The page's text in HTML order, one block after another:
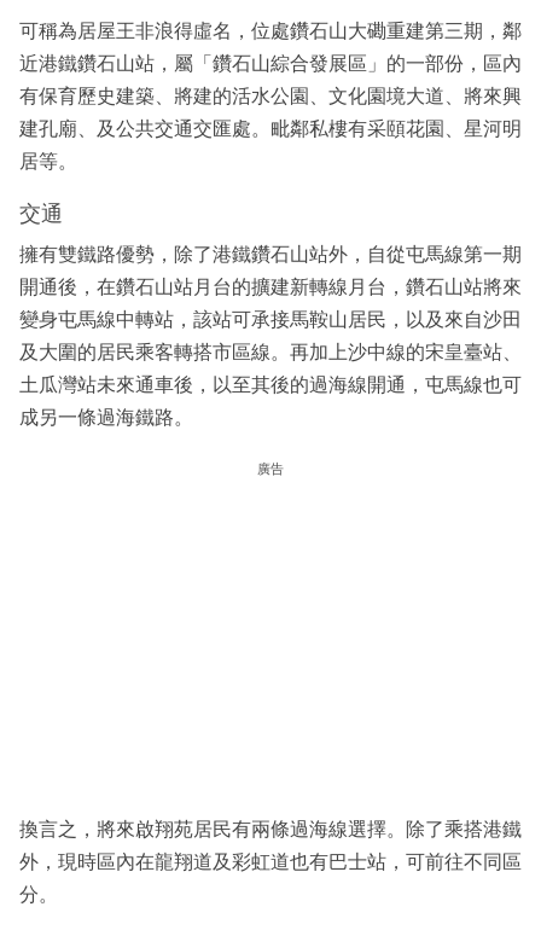
可稱為居屋王非浪得虛名，位處鑽石山大磡重建第三期，鄰
近港鐵鑽石山站，屬「鑽石山綜合發展區」的一部份，區內
有保育歷史建築、將建的活水公園、文化園境大道、將來興
建孔廟、及公共交通交匯處。毗鄰私樓有采頤花園、星河明
居等。
交通
擁有雙鐵路優勢，除了港鐵鑽石山站外，自從屯馬線第一期
開通後，在鑽石山站月台的擴建新轉線月台，鑽石山站將來
變身屯馬線中轉站，該站可承接馬鞍山居民，以及來自沙田
及大圍的居民乘客轉搭市區線。再加上沙中線的宋皇臺站、
土瓜灣站未來通車後，以至其後的過海線開通，屯馬線也可
成另一條過海鐵路。
廣告
換言之，將來啟翔苑居民有兩條過海線選擇。除了乘搭港鐵
外，現時區內在龍翔道及彩虹道也有巴士站，可前往不同區
分。